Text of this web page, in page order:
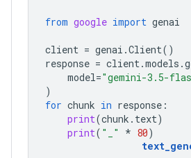
from google import genai
client = genai .Client()
response = client.models .
model="gemini-3.5-
)
for chunk in response :
print(chunk . text)
print( "_" * 80)